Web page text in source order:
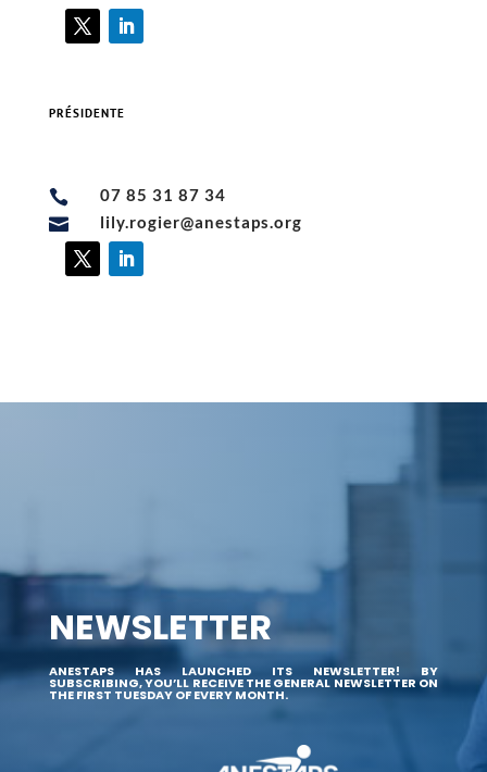
PRÉSIDENTE

07 85 31 87 34

lily.rogier@anestaps.org
NEWSLETTER
ANESTAPS HAS LAUNCHED ITS NEWSLETTER! BY
SUBSCRIBING, YOU’LL RECEIVE THE GENERAL NEWSLETTER ON
THE FIRST TUESDAY OF EVERY MONTH.